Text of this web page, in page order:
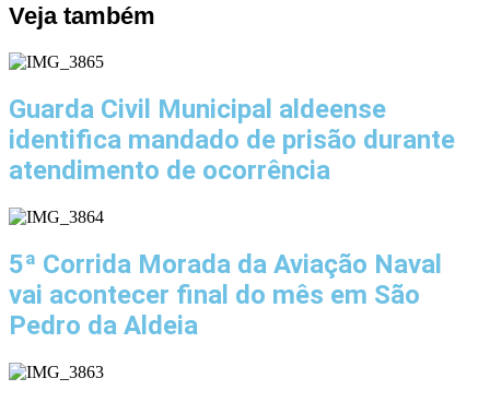
Veja também
Guarda Civil Municipal aldeense
identifica mandado de prisão durante
atendimento de ocorrência
5ª Corrida Morada da Aviação Naval
vai acontecer final do mês em São
Pedro da Aldeia